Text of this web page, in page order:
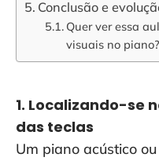
Conclusão e
Quer ver essa
visuais no piano?
1. Localizando-se
das teclas
Um piano acústico